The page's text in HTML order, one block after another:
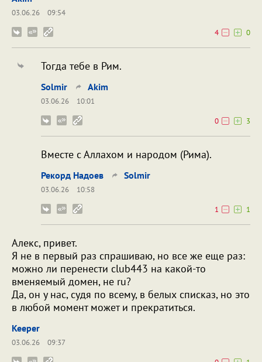
03.06.26
09:54
4
0
Тогда тебе в Рим.
Solmir Akim
03.06.26
10:01
0
3
Вместе с Аллахом и народом (Рима).
Рекорд Надоев Solmir
03.06.26
10:58
1
1
Алекс, привет.
Я не в первый раз спрашиваю, но все же еще раз:
можно ли перенести club443 на какой-то
вменяемый домен, не ru?
Да, он у нас, судя по всему, в белых списказ, но это
в любой момент может и прекратиться.
Keeper
03.06.26
09:37